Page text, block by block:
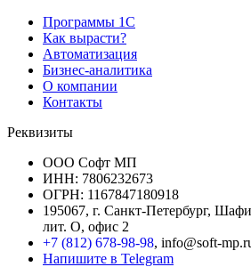
Программы 1С
Как вырасти?
Автоматизация
Бизнес-аналитика
О компании
Контакты
Реквизиты
ООО Софт МП
ИНН: 7806232673
ОГРН: 1167847180918
195067, г. Санкт-Петербург,
лит. О, офис 2
+7 (812) 678-98-98, info@soft-
Напишите в Telegram